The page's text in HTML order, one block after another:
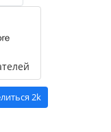
2k